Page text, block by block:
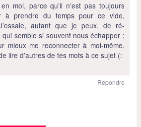
moi, parce qu’il n’est pas toujours
à prendre du temps pour ce vide,
autant que je peux, de ré-
semble si souvent nous échapper ;
mieux me reconnecter à moi-même.
lire d’autres de tes mots à ce sujet (:
Répondre